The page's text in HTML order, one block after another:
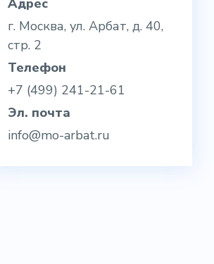
Адрес
г. Москва, ул. Арбат, д. 40,
стр. 2
Телефон
+7 (499) 241-21-61
Эл. почта
info@mo-arbat.ru